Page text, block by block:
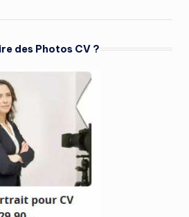
des Photos CV ?